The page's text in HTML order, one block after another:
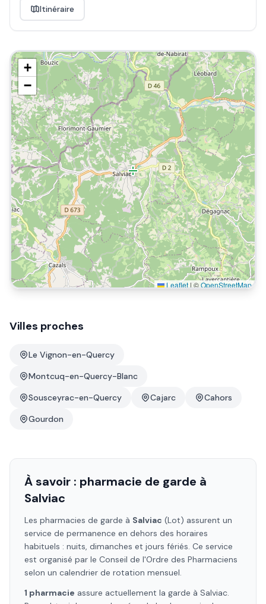
Itinéraire
+
−
Leaflet | ©OpenStreetMap
Villes proches
Le Vignon-en-Quercy
Montcuq-en-Quercy-Blanc
Sousceyrac-en-Quercy
Cajarc
Cahors
Gourdon
À savoir : pharmacie de garde à
Salviac
Les pharmacies de garde à Salviac (Lot) assurent un
service de permanence en dehors des horaires
habituels : nuits, dimanches et jours fériés. Ce service
est organisé par le Conseil de l'Ordre des Pharmaciens
selon un calendrier de rotation mensuel.
1 pharmacie assure actuellement la garde à Salviac.